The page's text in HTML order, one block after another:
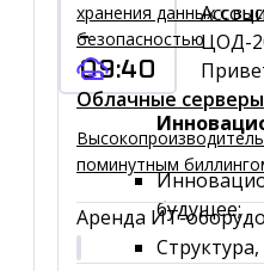
хранения данных с
безопасностью
Облачные серверы
поминутным
Аренда ИТ-
-
09:40
ЦОД-
будущее;